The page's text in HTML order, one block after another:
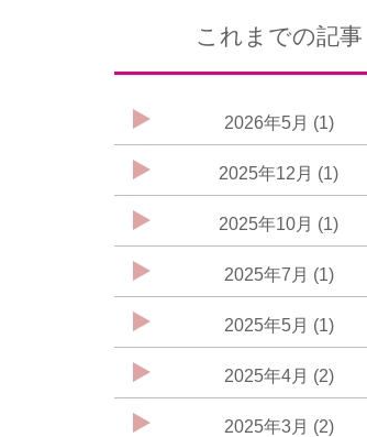
これまでの記事
2026年5月 (1)
2025年12月 (1)
2025年10月 (1)
2025年7月 (1)
2025年5月 (1)
2025年4月 (2)
2025年3月 (2)